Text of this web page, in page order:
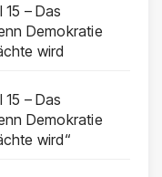
– Das
Demokratie
wird
– Das
Demokratie
wird“